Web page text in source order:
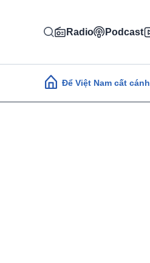
Radio Podcast
Main navigation
Để Việt Nam cất cánh